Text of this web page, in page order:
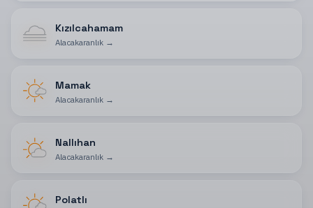
Kızılcahamam
Alacakaranlık→
Mamak
Alacakaranlık→
Nallıhan
Alacakaranlık→
Polatlı